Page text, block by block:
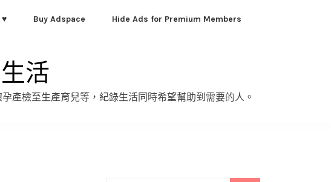
♥ Buy Adspace Hide Ads for Premium Members
活
產檢至生產育兒等，紀錄生活同時希望幫助到需要的人。